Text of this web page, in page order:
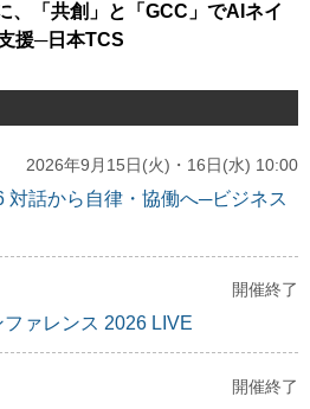
、「共創」と「GCC」でAIネイ
援─日本TCS
2026年9月15日(火)・16日(水) 10:00
対話から自律・協働へ─ビジネス
開催終了
ァレンス 2026 LIVE
開催終了